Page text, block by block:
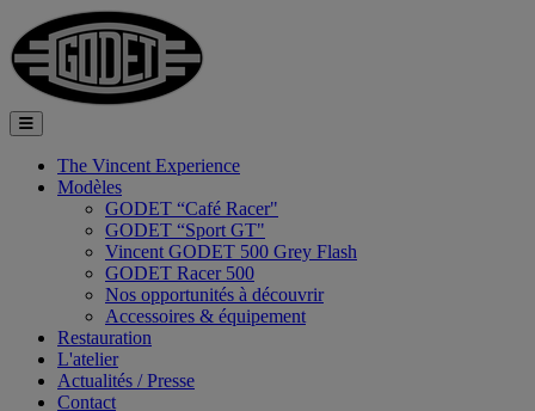
The Vincent Experience
Modèles
GODET “Café Racer"
GODET “Sport GT"
Vincent GODET 500 Grey Flash
GODET Racer 500
Nos opportunités à découvrir
Accessoires & équipement
Restauration
L'atelier
Actualités / Presse
Contact